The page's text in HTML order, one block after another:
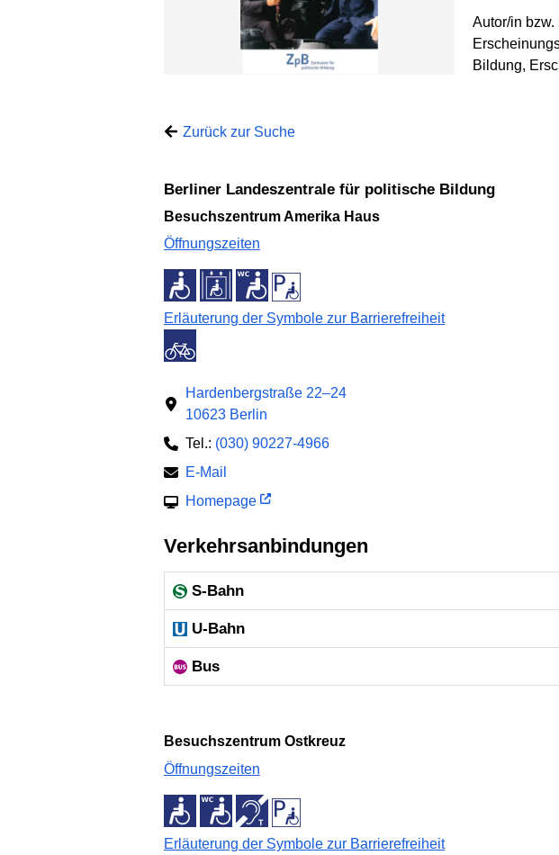
Autor/in
Bildung,
Zurück zur Suche
Berliner Landeszentrale für politische Bildung
Besuchszentrum Amerika Haus
Öffnungszeiten
Erläuterung der Symbole zur Barrierefreiheit
Hardenbergstraße 22–24
10623 Berlin
Tel.: (030) 90227-4966
E-Mail
Homepage
Verkehrsanbindungen
S-Bahn
U-Bahn
Bus
Besuchszentrum Ostkreuz
Öffnungszeiten
Erläuterung der Symbole zur Barrierefreiheit